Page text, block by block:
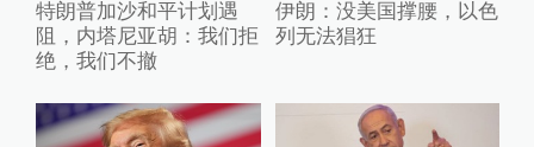
特朗普加沙和平计划遇
阻，内塔尼亚胡：我们拒
绝，我们不撤
伊朗：没美国撑腰，以色
列无法猖狂